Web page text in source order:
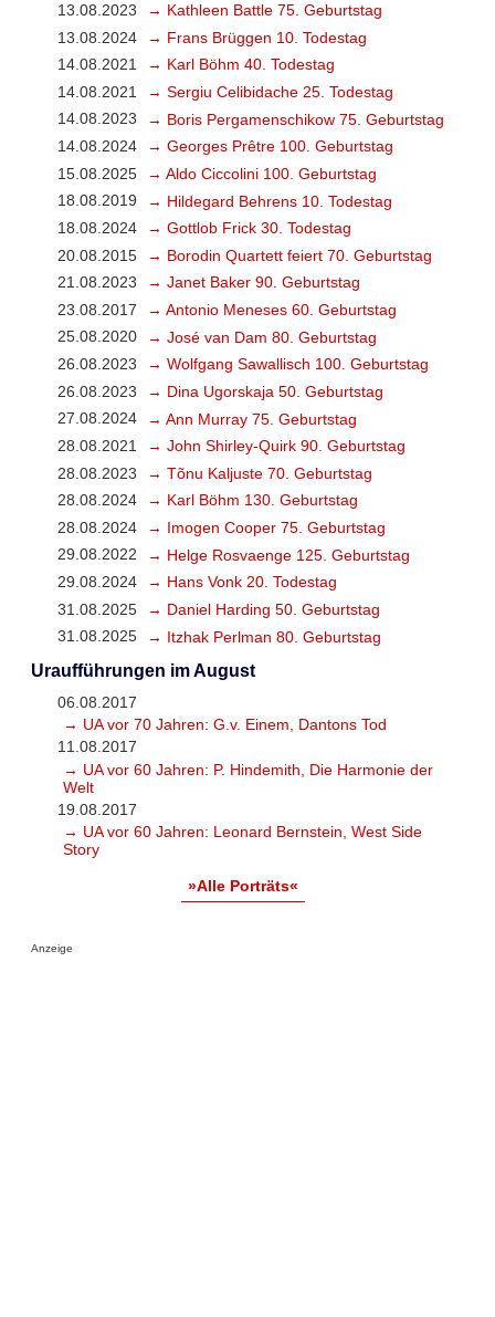
13.08.2023
→ Kathleen Battle 75. Geburtstag
13.08.2024
→ Frans Brüggen 10. Todestag
14.08.2021
→ Karl Böhm 40. Todestag
14.08.2021
→ Sergiu Celibidache 25. Todestag
14.08.2023
→ Boris Pergamenschikow 75. Geburtstag
14.08.2024
→ Georges Prêtre 100. Geburtstag
15.08.2025
→ Aldo Ciccolini 100. Geburtstag
18.08.2019
→ Hildegard Behrens 10. Todestag
18.08.2024
→ Gottlob Frick 30. Todestag
20.08.2015
→ Borodin Quartett feiert 70. Geburtstag
21.08.2023
→ Janet Baker 90. Geburtstag
23.08.2017
→ Antonio Meneses 60. Geburtstag
25.08.2020
→ José van Dam 80. Geburtstag
26.08.2023
→ Wolfgang Sawallisch 100. Geburtstag
26.08.2023
→ Dina Ugorskaja 50. Geburtstag
27.08.2024
→ Ann Murray 75. Geburtstag
28.08.2021
→ John Shirley-Quirk 90. Geburtstag
28.08.2023
→ Tõnu Kaljuste 70. Geburtstag
28.08.2024
→ Karl Böhm 130. Geburtstag
28.08.2024
→ Imogen Cooper 75. Geburtstag
29.08.2022
→ Helge Rosvaenge 125. Geburtstag
29.08.2024
→ Hans Vonk 20. Todestag
31.08.2025
→ Daniel Harding 50. Geburtstag
31.08.2025
→ Itzhak Perlman 80. Geburtstag
Uraufführungen im August
06.08.2017
→ UA vor 70 Jahren: G.v. Einem, Dantons Tod
11.08.2017
→ UA vor 60 Jahren: P. Hindemith, Die Harmonie der
Welt
19.08.2017
→ UA vor 60 Jahren: Leonard Bernstein, West Side
Story
»Alle Porträts«
Anzeige